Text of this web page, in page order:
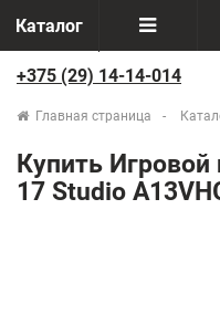
Каталог
Отзывы
Производители
+375(29) 888-44-44
+375 (29) 14-14-014
Главная страница
Купить Игровой
17 Studio